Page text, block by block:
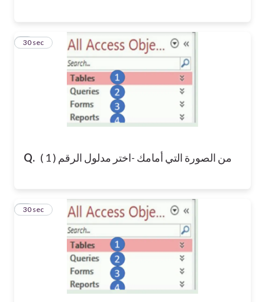
Q. من الصورة التي أمامك -اختر مدلول الرقم ( 1 )
2
30 sec
3
30 sec